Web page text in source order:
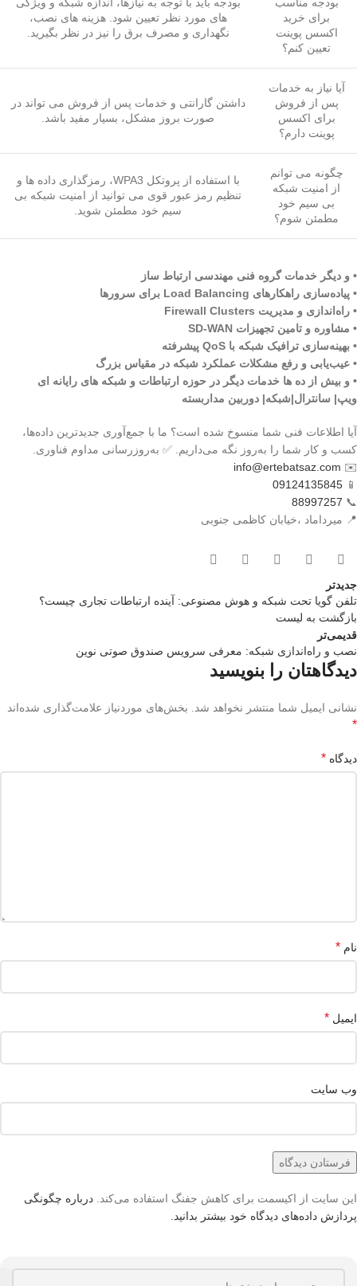
بودجه مناسب
برای خرید
اکسس پوینت
تعیین کنم؟
بودجه باید با توجه به نیازها، اندازه شبکه و ویژگی
های مورد نظر تعیین شود. هزینه های نصب،
نگهداری و مصرف برق را نیز در نظر بگیرید.
آیا نیاز به خدمات
پس از فروش
برای اکسس
پوینت دارم؟
داشتن گارانتی و خدمات پس از فروش می تواند در
صورت بروز مشکل، بسیار مفید باشد.
چگونه می توانم
از امنیت شبکه
بی سیم خود
مطمئن شوم؟
با استفاده از پروتکل WPA3، رمزگذاری داده ها و
تنظیم رمز عبور قوی می توانید از امنیت شبکه بی
سیم خود مطمئن شوید.
• و دیگر خدمات گروه فنی مهندسی ارتباط ساز
• پیاده‌سازی راهکارهای Load Balancing برای سرورها
• راه‌اندازی و مدیریت Firewall Clusters
• مشاوره و تامین تجهیزات SD-WAN
• بهینه‌سازی ترافیک شبکه با QoS پیشرفته
• عیب‌یابی و رفع مشکلات عملکرد شبکه در مقیاس بزرگ
• و بیش از ده ها خدمات دیگر در حوزه ارتباطات و شبکه های رایانه ای
ویپ| سانترال|شبکه| دوربین مداربسته
آیا اطلاعات فنی شما منسوخ شده است؟ ما با جمع‌آوری جدیدترین داده‌ها،
کسب و کار شما را به‌روز نگه می‌داریم. ✅ به‌روزرسانی مداوم فناوری.
✉️
info@ertebatsaz.com
📱
09124135845
📞
88997257
📍 میرداماد ،خیابان کاظمی جنوبی
جدیدتر
تلفن گویا تحت شبکه و هوش مصنوعی: آینده ارتباطات تجاری چیست؟
بازگشت بە لیست
قدیمی‌تر
نصب و راه‌اندازی شبکه: معرفی سرویس صندوق صوتی نوین
دیدگاهتان را بنویسید
نشانی ایمیل شما منتشر نخواهد شد. بخش‌های موردنیاز علامت‌گذاری شده‌اند
*
دیدگاه *
نام *
ایمیل *
وب‌ سایت
این سایت از اکیسمت برای کاهش جفنگ استفاده می‌کند. درباره چگونگی
پردازش داده‌های دیدگاه خود بیشتر بدانید.